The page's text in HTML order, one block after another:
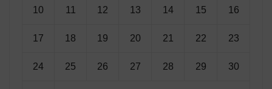
10 11 12 13 14 15 16
17 18 19 20 21 22 23
24 25 26 27 28 29 30